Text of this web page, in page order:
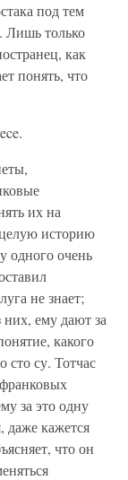
под тем
Лишь только
как
понять, что
их на
историю
одного очень
не знает;
них, ему дают за
какого
сто су. Тотчас
за это одну
даже кажется
что он